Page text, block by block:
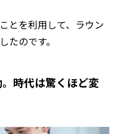
とを利用して、ラウン
たのです。
時代は驚くほど変